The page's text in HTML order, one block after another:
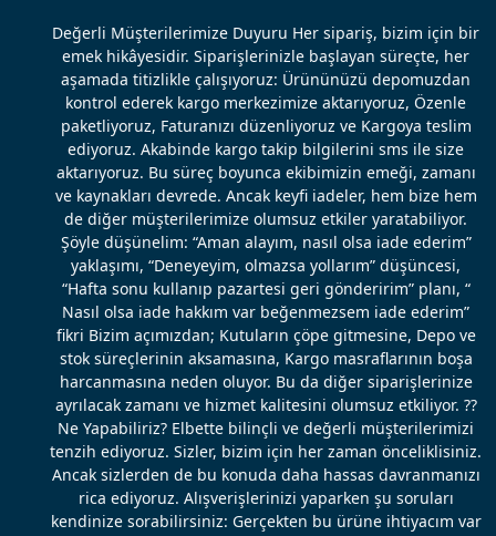
Değerli Müşterilerimize Duyuru Her sipariş, bizim için bir
emek hikâyesidir. Siparişlerinizle başlayan süreçte, her
aşamada titizlikle çalışıyoruz: Ürününüzü depomuzdan
kontrol ederek kargo merkezimize aktarıyoruz, Özenle
paketliyoruz, Faturanızı düzenliyoruz ve Kargoya teslim
ediyoruz. Akabinde kargo takip bilgilerini sms ile size
aktarıyoruz. Bu süreç boyunca ekibimizin emeği, zamanı
ve kaynakları devrede. Ancak keyfi iadeler, hem bize hem
de diğer müşterilerimize olumsuz etkiler yaratabiliyor.
Şöyle düşünelim: “Aman alayım, nasıl olsa iade ederim”
yaklaşımı, “Deneyeyim, olmazsa yollarım” düşüncesi,
“Hafta sonu kullanıp pazartesi geri gönderirim” planı, “
Nasıl olsa iade hakkım var beğenmezsem iade ederim”
fikri Bizim açımızdan; Kutuların çöpe gitmesine, Depo ve
stok süreçlerinin aksamasına, Kargo masraflarının boşa
harcanmasına neden oluyor. Bu da diğer siparişlerinize
ayrılacak zamanı ve hizmet kalitesini olumsuz etkiliyor. ??
Ne Yapabiliriz? Elbette bilinçli ve değerli müşterilerimizi
tenzih ediyoruz. Sizler, bizim için her zaman önceliklisiniz.
Ancak sizlerden de bu konuda daha hassas davranmanızı
rica ediyoruz. Alışverişlerinizi yaparken şu soruları
kendinize sorabilirsiniz: Gerçekten bu ürüne ihtiyacım var